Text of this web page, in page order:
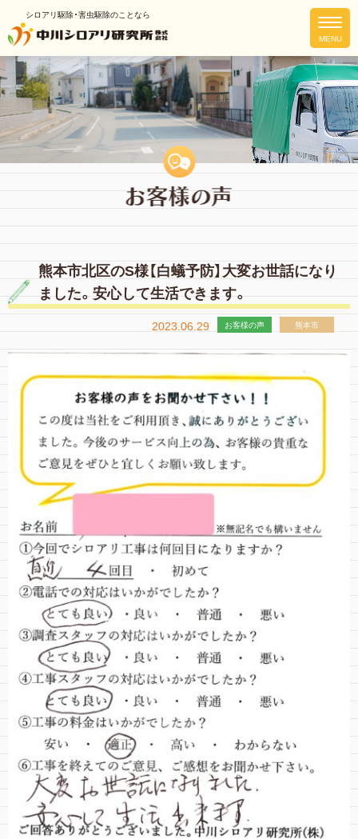
シロアリ駆除・害虫駆除のことなら
熊本市北区のS様【白蟻予防】大変お世話になり
ました。安心して生活できます。
2023.06.29 お客様の声 熊本市